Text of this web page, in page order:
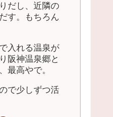
だし、近隣の
す。もちろん
入れる温泉が
阪神温泉郷と
最高やで。
で少しずつ活